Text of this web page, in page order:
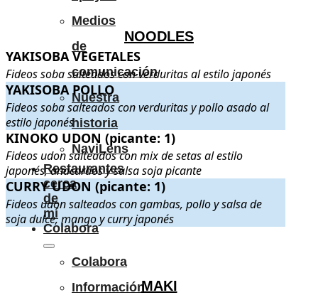
Medios
de
comunicación
Nuestra
historia
NaviLens
Restaurantes
cerca
de
mí
Colabora
Colabora
Información
NOODLES
YAKISOBA VEGETALES . Fideos soba salteados con verduritas al
YAKISOBA VEGETALES
Fideos soba salteados con verduritas al estilo japonés
YAKISOBA POLLO . Fideos soba salteados con verduritas y pollo
YAKISOBA POLLO
Fideos soba salteados con verduritas y pollo asado al
estilo japonés
KINOKO UDON (picante: 1) . Fideos udon salteados con mix de
KINOKO UDON (picante: 1)
Fideos udon salteados con mix de setas al estilo
japonés, anacardos y salsa soja picante
CURRY UDON (picante: 1) . Fideos udon salteados con gambas,
CURRY UDON (picante: 1)
Fideos udon salteados con gambas, pollo y salsa de
soja dulce, mango y curry japonés
MAKI